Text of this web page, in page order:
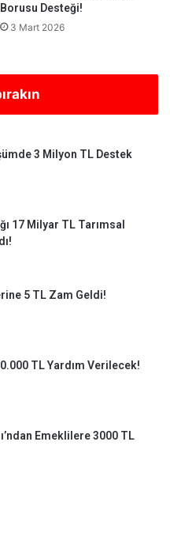
Borusu Desteği!
3 Mart 2026
3 Milyon TL Destek
17 Milyar TL Tarımsal
5 TL Zam Geldi!
TL Yardım Verilecek!
Emeklilere 3000 TL